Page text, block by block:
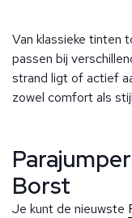
Van klassieke tinten
passen bij
strand ligt of actief
zowel comfort als
Borst
Je kunt de nieuwste